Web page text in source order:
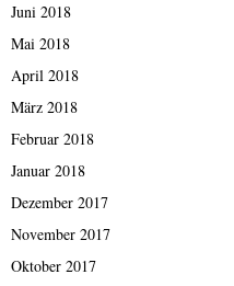
Juni 2018
Mai 2018
April 2018
März 2018
Februar 2018
Januar 2018
Dezember 2017
November 2017
Oktober 2017